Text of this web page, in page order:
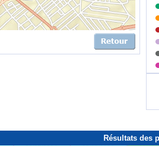
Résultats des